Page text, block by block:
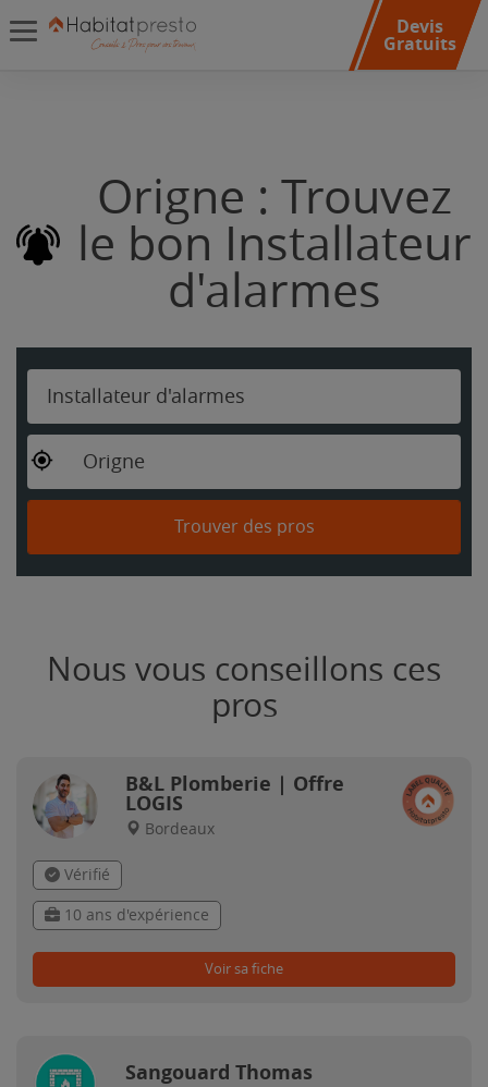
Devis
Gratuits
Origne : Trouvez
le bon Installateur
d'alarmes
Installateur d'alarmes
Origne
Trouver des pros
Nous vous conseillons ces
pros
B&L Plomberie | Offre
LOGIS
Bordeaux
Vérifié
10 ans d'expérience
Voir sa fiche
Sangouard Thomas